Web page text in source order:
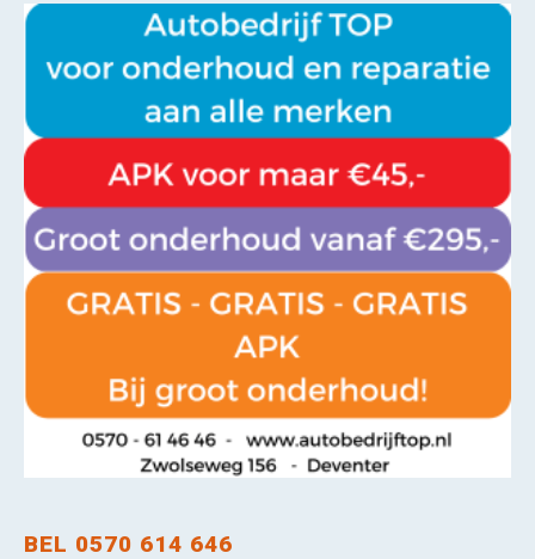
BEL 0570 614 646